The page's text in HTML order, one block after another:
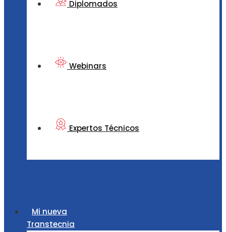
Diplomados
Webinars
Expertos Técnicos
Mi nueva
Transtecnia